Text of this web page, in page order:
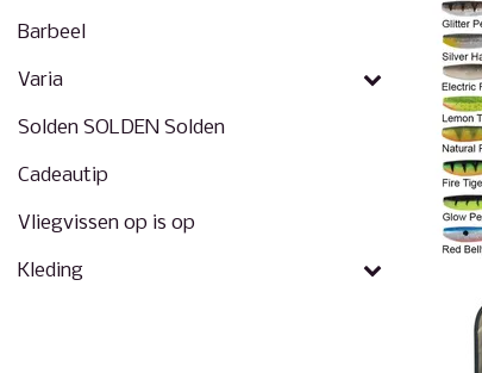
Barbeel
Varia
Solden SOLDEN Solden
Cadeautip
Vliegvissen op is op
Kleding